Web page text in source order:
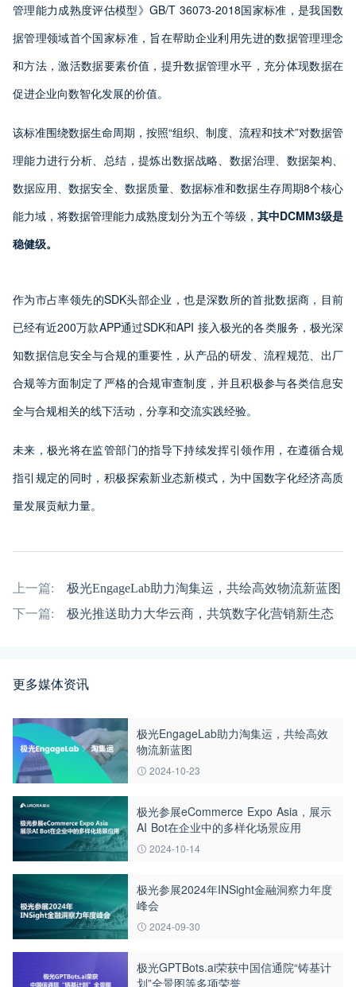
管理能力成熟度评估模型》GB/T 36073-2018国家标准，是我国数
据管理领域首个国家标准，旨在帮助企业利用先进的数据管理理念
和方法，激活数据要素价值，提升数据管理水平，充分体现数据在
促进企业向数智化发展的价值。
该标准围绕数据生命周期，按照“组织、制度、流程和技术”对数据管
理能力进行分析、总结，提炼出数据战略、数据治理、数据架构、
数据应用、数据安全、数据质量、数据标准和数据生存周期8个核心
能力域，将数据管理能力成熟度划分为五个等级， 其中DCMM3级是
稳健级。
作为市占率领先的SDK头部企业，也是深数所的首批数据商，目前
已经有近200万款APP通过SDK和API 接入极光的各类服务，极光深
知数据信息安全与合规的重要性，从产品的研发、流程规范、出厂
合规等方面制定了严格的合规审查制度，并且积极参与各类信息安
全与合规相关的线下活动，分享和交流实践经验。
未来，极光将在监管部门的指导下持续发挥引领作用，在遵循合规
指引规定的同时，积极探索新业态新模式，为中国数字化经济高质
量发展贡献力量。
上一篇:
极光EngageLab助力淘集运，共绘高效物流新蓝图
下一篇:
极光推送助力大华云商，共筑数字化营销新生态
更多媒体资讯
极光EngageLab助力淘集运，共绘高效
物流新蓝图
2024-10-23
极光参展eCommerce Expo Asia，展示
AI Bot在企业中的多样化场景应用
2024-10-14
极光参展2024年INSight金融洞察力年度
峰会
2024-09-30
极光GPTBots.ai荣获中国信通院“铸基计
划”全景图等多项荣誉